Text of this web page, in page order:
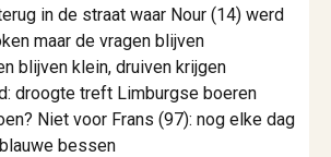
in de straat waar Nour (14) werd
maar de vragen blijven
blijven klein, druiven krijgen
droogte treft Limburgse boeren
Niet voor Frans (97): nog elke dag
bessen